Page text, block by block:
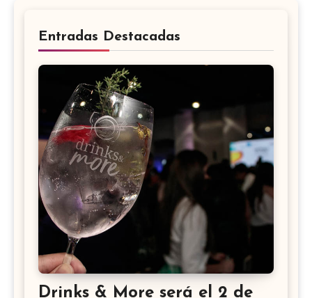
Entradas Destacadas
Drinks & More será el 2 de